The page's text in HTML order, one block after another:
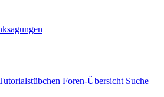
Foren-Übersicht Suche